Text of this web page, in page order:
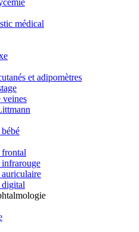
médical
et adipomètres
veines
frontal
digital